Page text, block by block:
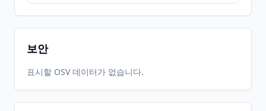
보안
표시할 OSV 데이터가 없습니다.